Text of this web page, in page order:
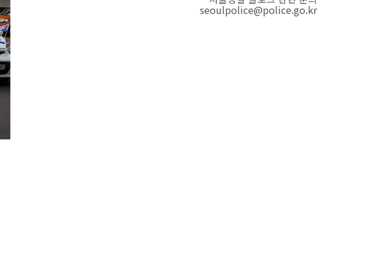
seoulpolice@police.go.kr